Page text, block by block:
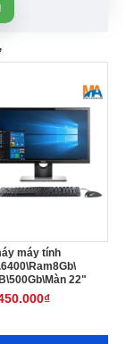
máy tính
22"